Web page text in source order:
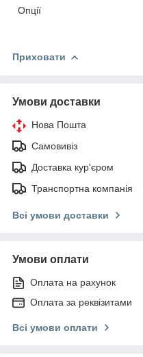
Опції
Приховати
Умови доставки
Нова Пошта
Самовивіз
Доставка кур'єром
Транспортна компанія
Всі умови доставки
Умови оплати
Оплата на рахунок
Оплата за реквізитами
Всі умови оплати